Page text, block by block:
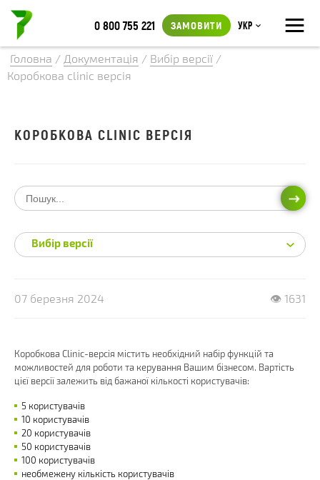
≡
0 800 755 221 ЗАМОВИТИ Укр
Головна / Документація / Вибір версії /
Коробкова clinic версія
07 березня 2024 👁 1631
Коробкова Clinic-версія містить необхідний набір функцій та
можливостей для роботи та керування Вашим бізнесом. Вартість
цієї версії залежить від бажаної кількості користувачів:
5 користувачів
10 користувачів
20 користувачів
50 користувачів
100 користувачів
необмежену кількість користувачів
КОРОБКОВА CLINIC ВЕРСІЯ
Вибір версії